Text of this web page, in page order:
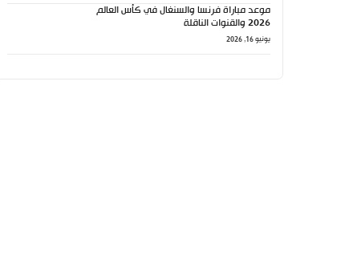
موعد مباراة فرنسا والسنغال في كأس العالم
2026 والقنوات الناقلة
يونيو 16, 2026